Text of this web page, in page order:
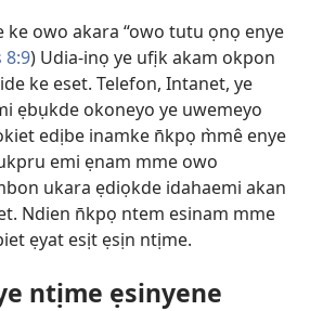
ke owo akara “owo tutu ọnọ enye
8:9) Udia-inọ ye ufịk akam okpon
ke eset. Telefon, Intanet, ye
ẹbụkde okoneyo ye uwemeyo
edịbe inamke n̄kpọ m̀mê enye
emi ẹnam mme owo
ukara ẹdiọkde idahaemi akan
Ndien n̄kpọ ntem esinam mme
ẹyat esịt ẹsịn ntịme.
ntịme ẹsinyene